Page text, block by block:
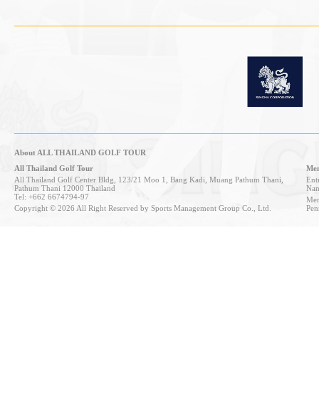
About ALL THAILAND GOLF TOUR
All Thailand Golf Tour
All Thailand Golf Center Bldg, 123/21 Moo 1, Bang Kadi, Muang Pathum Thani,
Pathum Thani 12000 Thailand
Tel: +662 6674794-97
Copyright © 2026 All Right Reserved by Sports Management Group Co., Ltd.